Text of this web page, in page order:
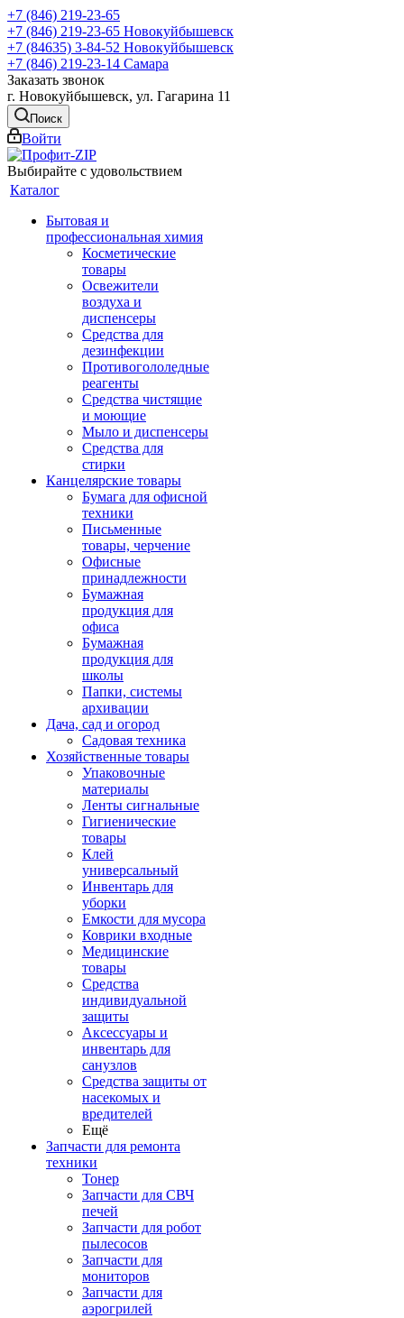
+7 (846) 219-23-65
+7 (846) 219-23-65 Новокуйбышевск
+7 (84635) 3-84-52 Новокуйбышевск
+7 (846) 219-23-14 Самара
Заказать звонок
г. Новокуйбышевск, ул. Гагарина 11
Поиск
Войти
Выбирайте с удовольствием
Каталог
Бытовая и
профессиональная химия
Косметические
товары
Освежители
воздуха и
диспенсеры
Средства для
дезинфекции
Противогололедные
реагенты
Средства чистящие
и моющие
Мыло и диспенсеры
Средства для
стирки
Канцелярские товары
Бумага для офисной
техники
Письменные
товары, черчение
Офисные
принадлежности
Бумажная
продукция для
офиса
Бумажная
продукция для
школы
Папки, системы
архивации
Дача, сад и огород
Садовая техника
Хозяйственные товары
Упаковочные
материалы
Ленты сигнальные
Гигиенические
товары
Клей
универсальный
Инвентарь для
уборки
Емкости для мусора
Коврики входные
Медицинские
товары
Средства
индивидуальной
защиты
Аксессуары и
инвентарь для
санузлов
Средства защиты от
насекомых и
вредителей
Ещё
Запчасти для ремонта
техники
Тонер
Запчасти для СВЧ
печей
Запчасти для робот
пылесосов
Запчасти для
мониторов
Запчасти для
аэрогрилей